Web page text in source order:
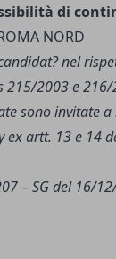
di
NORD
nel
215/2003 e 216/
sono invitate a
ex artt. 13 e 14
– SG del 16/